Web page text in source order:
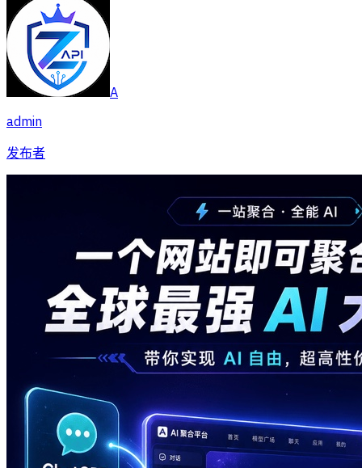
A
admin
发布者